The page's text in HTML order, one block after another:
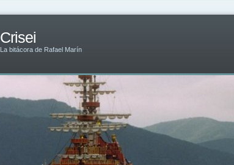
Crisei
La bitácora de Rafael Marín